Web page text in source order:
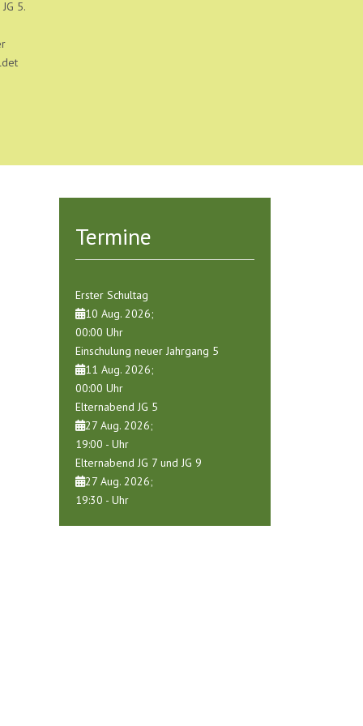
5.
Termine
Erster Schultag
10 Aug. 2026;
00:00 Uhr
Einschulung neuer Jahrgang 5
11 Aug. 2026;
00:00 Uhr
Elternabend JG 5
27 Aug. 2026;
19:00 - Uhr
Elternabend JG 7 und JG 9
27 Aug. 2026;
19:30 - Uhr